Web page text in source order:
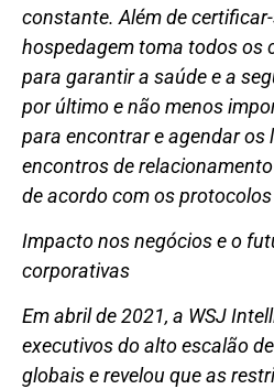
constante. Além de
hospedagem toma todos os
para garantir a saúde e a
por último e não menos
para encontrar e agendar os
encontros de
de acordo com os
Impacto nos negócios e o
corporativas
Em abril de 2021, a WSJ
executivos do alto escalão
globais e revelou que as